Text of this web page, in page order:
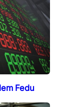
Fedu